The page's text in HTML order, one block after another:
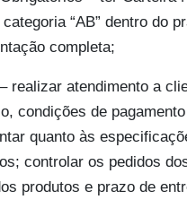
“AB” dentro do
completa;
realizar atendimento a
condições de
quanto às
controlar os pedidos
produtos e prazo de